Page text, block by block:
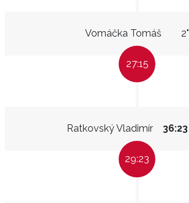
Vomáčka Tomáš 2"
27:15
Ratkovský Vladimír 36:23
29:23